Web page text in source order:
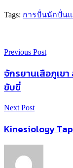
Tags: การปั่นนักปั่น
Previous Post
จักรยานเสือภูเข
ขับขี่
Next Post
Kinesiology